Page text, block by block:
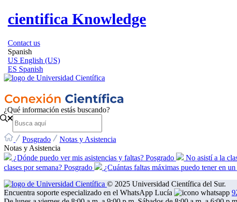
cientifica Knowledge
Contact us
Spanish
US English (US)
ES Spanish
¿Qué información estás buscando?
Posgrado
Notas y Asistencia
Notas y Asistencia
¿Dónde puedo ver mis asistencias y faltas? Posgrado
No asistí a la
clases por semana? Posgrado
¿Cuántas faltas máximas puedo tener en
© 2025 Universidad Científica del Sur.
Encuentra soporte especializado en el WhatsApp Lucía